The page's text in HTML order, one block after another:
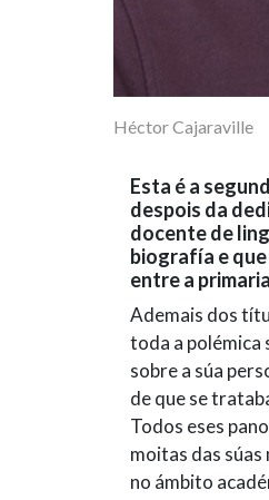
Héctor Cajaraville
Esta é a
despois da
docente de
biografía e
entre a
Ademais dos
toda a polémica
sobre a súa
de que se
Todos eses
moitas das
no ámbito